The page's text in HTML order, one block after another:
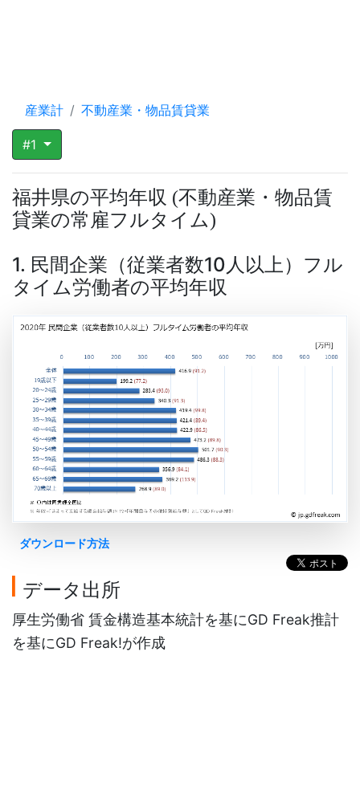
産業計 不動産業・物品賃貸業
#1
福井県の平均年収 (不動産業・物品賃
貸業の常雇フルタイム)
1. 民間企業（従業者数10人以上）フル
タイム労働者の平均年収
ダウンロード方法
データ出所
厚生労働省 賃金構造基本統計を基にGD Freak推計
を基にGD Freak!が作成